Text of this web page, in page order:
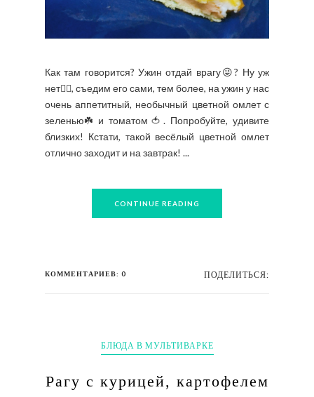
Как там говорится? Ужин отдай врагу😜? Ну уж
нет🙅‍♀️, съедим его сами, тем более, на ужин у нас
очень аппетитный, необычный цветной омлет с
зеленью☘️ и томатом🍅. Попробуйте, удивите
близких! Кстати, такой весёлый цветной омлет
отлично заходит и на завтрак! ...
CONTINUE READING
КОММЕНТАРИЕВ: 0 ПОДЕЛИТЬСЯ:
БЛЮДА В МУЛЬТИВАРКЕ
Рагу с курицей, картофелем